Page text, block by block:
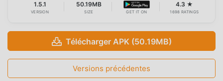
1.5.1
VERSION
50.19MB
SIZE GET IT ON
4.3 ★
1698 RATINGS
Télécharger APK (50.19MB)
Versions précédentes